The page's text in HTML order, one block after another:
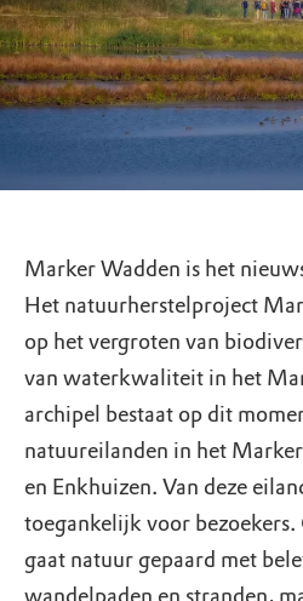
Marker Wadden is het
Het natuurherstelproject
op het vergroten van
van waterkwaliteit in het
archipel bestaat op dit
natuureilanden in het
en Enkhuizen. Van deze
toegankelijk voor
gaat natuur gepaard met